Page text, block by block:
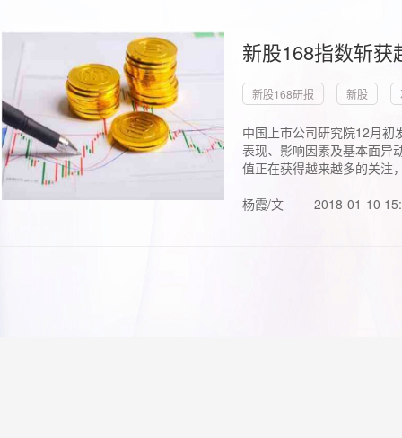
新股168指数斩
新股168研报 新股
中国上市公司研究院12月初
表现、影响因素及基本面异
值正在获得越来越多的关注
杨霞/文
2018-01-10